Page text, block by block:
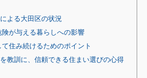
よる大田区の状況
険が与える暮らしへの影響
て住み続けるためのポイント
教訓に、信頼できる住まい選びの心得